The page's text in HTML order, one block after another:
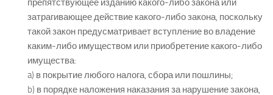
препятствующее изданию какого-либо закона или
затрагивающее действие какого-либо закона, поскольку
такой закон предусматривает вступление во владение
каким-либо имуществом или приобретение какого-либо
имущества:
a) в покрытие любого налога, сбора или пошлины;
b) в порядке наложения наказания за нарушение закона,